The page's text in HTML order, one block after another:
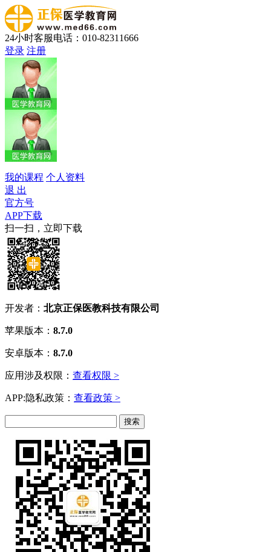
24小时客服电话：010-82311666
登录 注册
我的课程 个人资料
退 出
官方号
APP下载
扫一扫，立即下载
开发者： 北京正保医教科技有限公司
苹果版本： 8.7.0
安卓版本： 8.7.0
应用涉及权限： 查看权限 >
APP:隐私政策： 查看政策 >